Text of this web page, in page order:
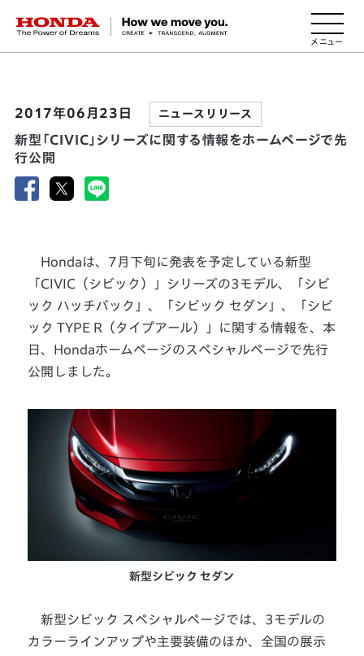
HONDA The Power of Dreams
2017年06月23日 ニュースリリース
新型「CIVIC」シリーズに関する情報をホームページで先
行公開
Hondaは、7月下旬に発表を予定している新型
「CIVIC（シビック）」シリーズの3モデル、「シビ
ック ハッチバック」、「シビック セダン」、「シビ
ック TYPE R（タイプアール）」に関する情報を、本
日、Hondaホームページのスペシャルページで先行
公開しました。
新型シビック セダン
新型シビック スペシャルページでは、3モデルの
カラーラインアップや主要装備のほか、全国の展示